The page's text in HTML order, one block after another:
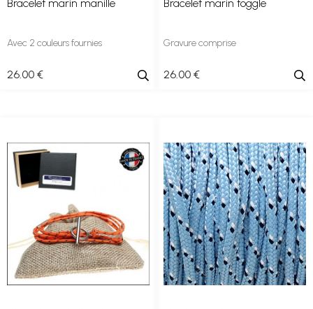
Bracelet marin manille
Avec 2 couleurs fournies
26.00 €
Bracelet marin toggle
Gravure comprise
26.00 €